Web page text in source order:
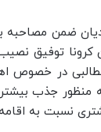
ضمن مصاحبه
کرونا توفیق
در خصوص
منظور جذب
نسبت به